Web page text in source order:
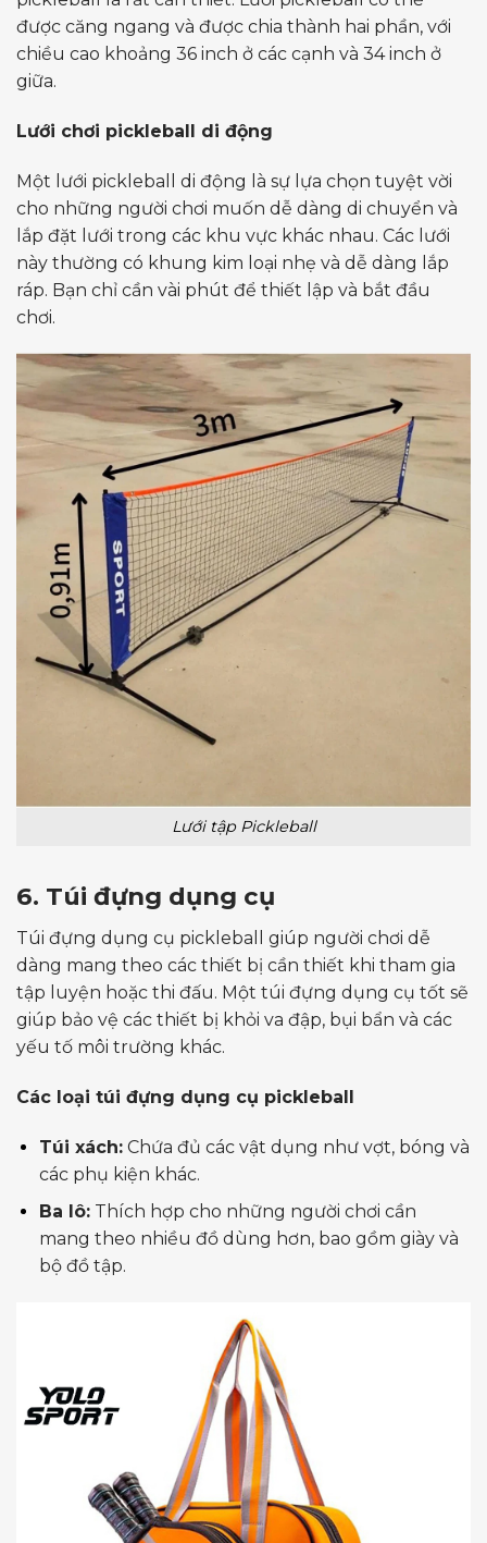
được căng ngang và được chia thành hai phần, với
chiều cao khoảng 36 inch ở các cạnh và 34 inch ở
giữa.
Lưới chơi pickleball di động
Một lưới pickleball di động là sự lựa chọn tuyệt vời
cho những người chơi muốn dễ dàng di chuyển và
lắp đặt lưới trong các khu vực khác nhau. Các lưới
này thường có khung kim loại nhẹ và dễ dàng lắp
ráp. Bạn chỉ cần vài phút để thiết lập và bắt đầu
chơi.
Lưới tập Pickleball
6. Túi đựng dụng cụ
Túi đựng dụng cụ pickleball giúp người chơi dễ
dàng mang theo các thiết bị cần thiết khi tham gia
tập luyện hoặc thi đấu. Một túi đựng dụng cụ tốt sẽ
giúp bảo vệ các thiết bị khỏi va đập, bụi bẩn và các
yếu tố môi trường khác.
Các loại túi đựng dụng cụ pickleball
Túi xách:Chứa đủ các vật dụng như vợt, bóng và
các phụ kiện khác.
Ba lô:Thích hợp cho những người chơi cần
mang theo nhiều đồ dùng hơn, bao gồm giày và
bộ đồ tập.